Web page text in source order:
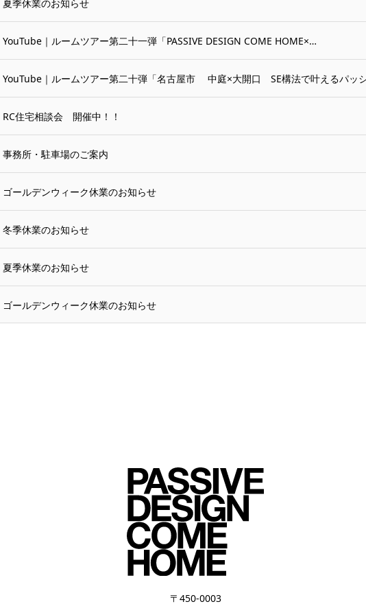
夏季休業のお知らせ
YouTube｜ルームツアー第二十一弾「PASSIVE DESIGN COME HOME×…
YouTube｜ルームツアー第二十弾「名古屋市 中庭×大開口 SE構法で叶えるパッ
RC住宅相談会 開催中！！
事務所・駐車場のご案内
ゴールデンウィーク休業のお知らせ
冬季休業のお知らせ
夏季休業のお知らせ
ゴールデンウィーク休業のお知らせ
〒450-0003